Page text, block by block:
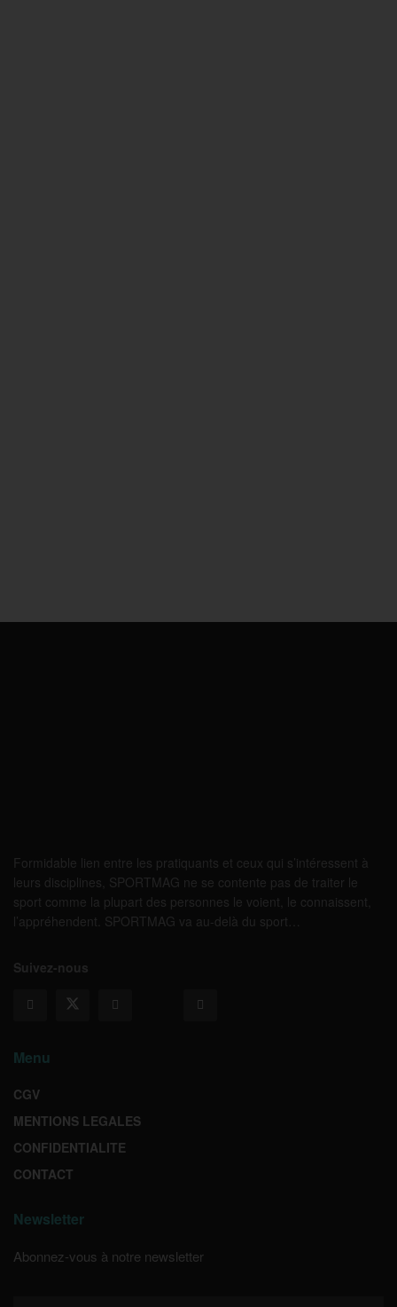
Formidable lien entre les pratiquants et ceux qui s’intéressent à
leurs disciplines, SPORTMAG ne se contente pas de traiter le
sport comme la plupart des personnes le voient, le connaissent,
l’appréhendent. SPORTMAG va au-delà du sport…
Suivez-nous
Menu
CGV
MENTIONS LEGALES
CONFIDENTIALITE
CONTACT
Newsletter
Abonnez-vous à notre newsletter